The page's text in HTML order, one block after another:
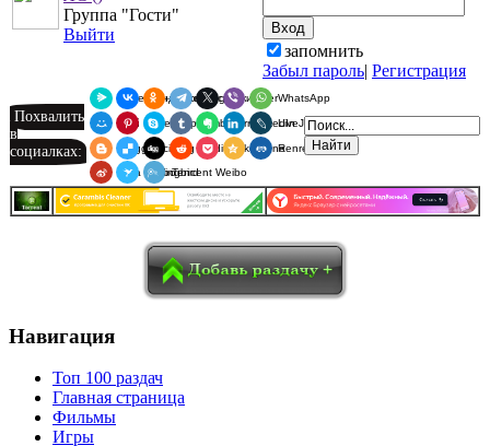
Группа "Гости"
Выйти
запомнить
Забыл пароль| Регистрация
Похвалить
в
социалках:
Я.Мессенджер
ВКонтакте
Одноклассники
Telegram
X ViberWhatsApp
Мой МирPinterest
SkypeTumblrEvernoteLinkedInLiveJournal
BloggerDelicious
Digg redditPocketQzoneRenren
Sina Weibo
SurfingbirdTencent Weibo
Навигация
Топ 100 раздач
Главная страница
Фильмы
Игры